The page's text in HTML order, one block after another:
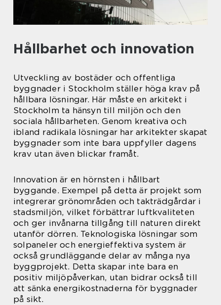
Hållbarhet och innovation
Utveckling av bostäder och offentliga
byggnader i Stockholm ställer höga krav på
hållbara lösningar. Här måste en arkitekt i
Stockholm ta hänsyn till miljön och den
sociala hållbarheten. Genom kreativa och
ibland radikala lösningar har arkitekter skapat
byggnader som inte bara uppfyller dagens
krav utan även blickar framåt.
Innovation är en hörnsten i hållbart
byggande. Exempel på detta är projekt som
integrerar grönområden och takträdgårdar i
stadsmiljön, vilket förbättrar luftkvaliteten
och ger invånarna tillgång till naturen direkt
utanför dörren. Teknologiska lösningar som
solpaneler och energieffektiva system är
också grundläggande delar av många nya
byggprojekt. Detta skapar inte bara en
positiv miljöpåverkan, utan bidrar också till
att sänka energikostnaderna för byggnader
på sikt.